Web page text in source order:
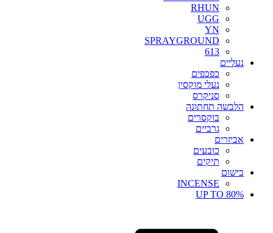
RHUN
UGG
YN
SPRAYGROUND
613
נעליים
כפכפים
נעלי מוקסין
סניקרס
הלבשה תחתונה
בוקסרים
גרביים
אביזרים
כובעים
תיקים
בישום
INCENSE
UP TO 80%